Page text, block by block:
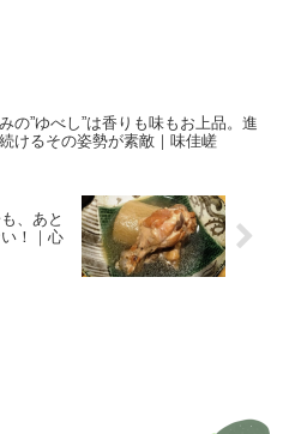
の”ゆべし”は香りも味もお上品。進
けるその姿勢が素敵｜味佳嵯
、あと
！｜心